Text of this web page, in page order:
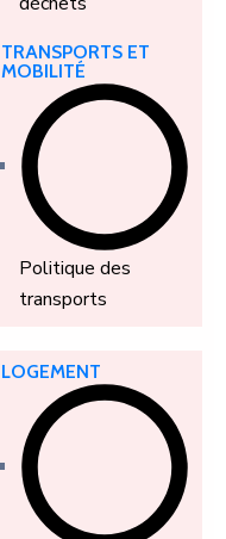
TRANSPORTS ET
MOBILITÉ
Politique des
transports
LOGEMENT